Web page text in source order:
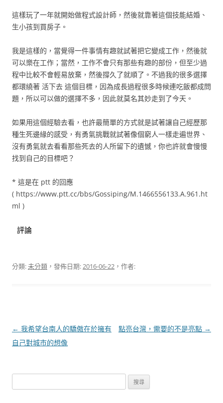
這樣玩了一年就開始做程式設計師，然後就靠著這個技能結婚、
生小孩到買房子。
我是這樣的，當覺得一件事情有趣就試著把它變成工作，然後就
可以樂在工作；當然，工作不會只有那些有趣的部份，但至少過
程中比較不會輕易放棄，然後撐久了就順了。不過我的很多選擇
都環繞著 活下去 這個目標，因為成長過程很多時候連吃飯都成問
題，所以可以做的選擇不多，因此就莫名其妙走到了今天。
如果用這個經驗去看，也許最簡單的方式就是試著讓自己經歷那
種生死邊緣的感受，有勇氣挑戰就試著像個窮人一樣走遍世界、
沒有勇氣就去看看那些死去的人所留下的遺憾，你也許就會慢慢
找到自己的目標吧？
* 這是在 ptt 的回應
( https://www.ptt.cc/bbs/Gossiping/M.1466556133.A.961.ht
ml )
評論
分類:未分類 ，發佈日期:2016-06-22 ，作者:
文
章
← 我希望台南人的驕傲在於擁有
自己對城市的想像
點亮台灣，需要的不是亮點 →
尋